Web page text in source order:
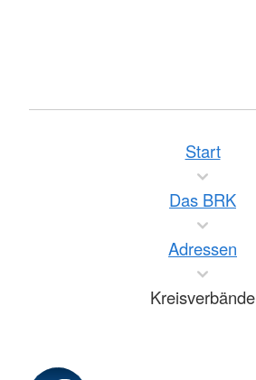
Start
Das BRK
Adressen
Kreisverbände